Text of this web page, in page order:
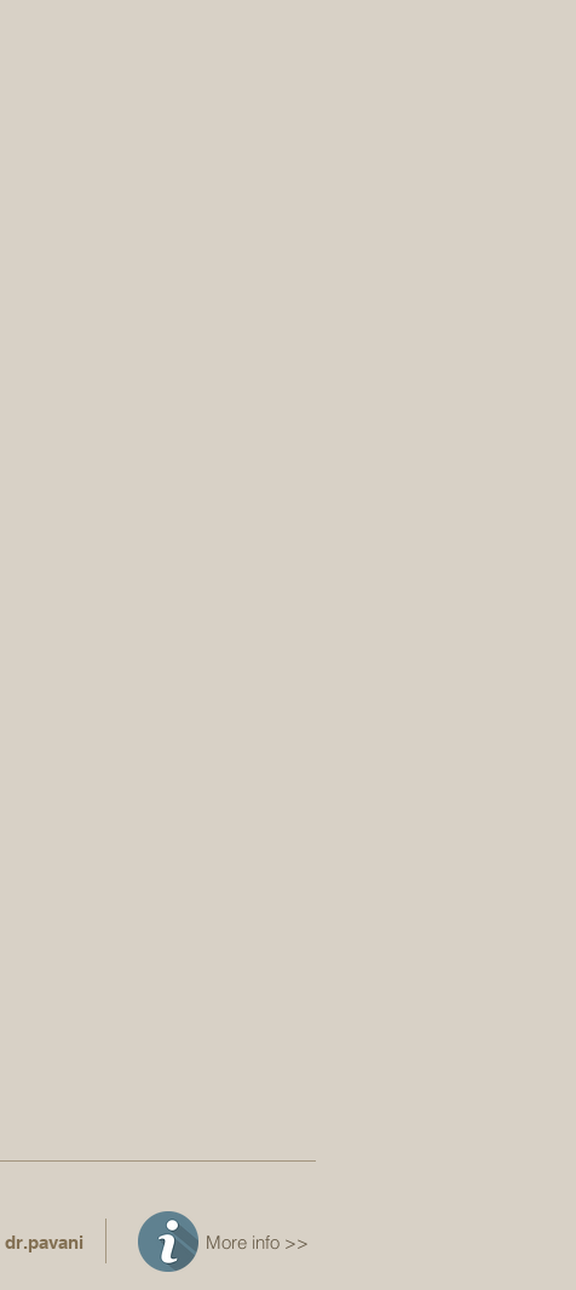
dr.pavani More info >>